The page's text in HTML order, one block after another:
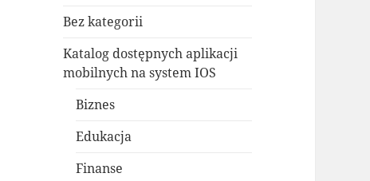
Bez kategorii
Katalog dostępnych aplikacji
mobilnych na system IOS
Biznes
Edukacja
Finanse